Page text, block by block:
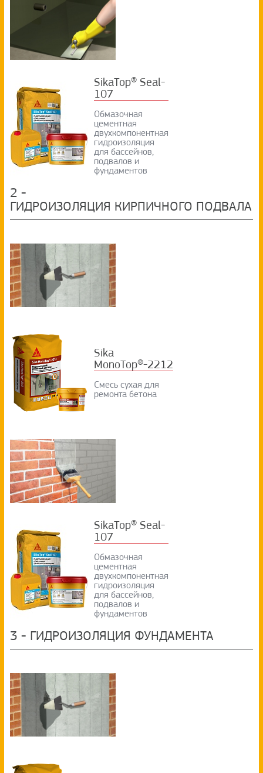
SikaTop® Seal-
107
Обмазочная
цементная
двухкомпонентная
гидроизоляция
для бассейнов,
подвалов и
фундаментов
2 -
ГИДРОИЗОЛЯЦИЯ КИРПИЧНОГО ПОДВАЛА
Sika
MonoTop®-2212
Смесь сухая для
ремонта бетона
SikaTop® Seal-
107
Обмазочная
цементная
двухкомпонентная
гидроизоляция
для бассейнов,
подвалов и
фундаментов
3 - ГИДРОИЗОЛЯЦИЯ ФУНДАМЕНТА